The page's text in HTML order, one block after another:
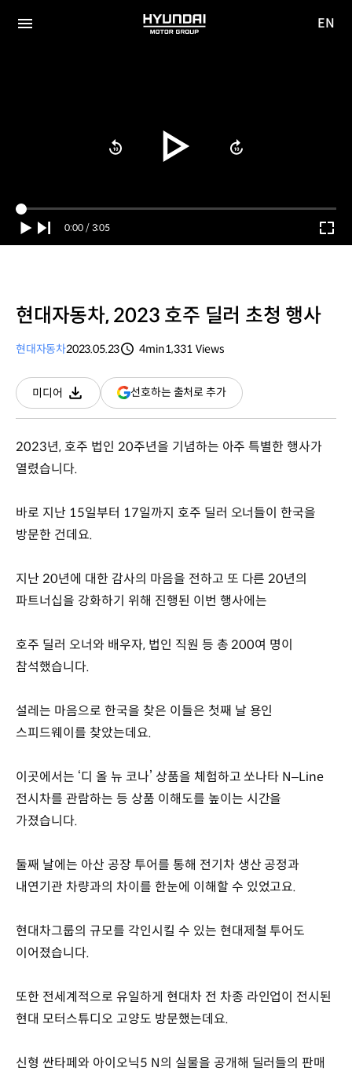
HYUNDAI
EN
Current
Time
0:00 / Duration
3:05
현대자동차, 2023 호주 딜러 초청 행사
현대자동차2023.05.23
4min1,331 Views
미디어
다운로드
선호하는 출처로 추가(새
창
2023년, 호주 법인 20주년을 기념하는 아주 특별한 행사가
열렸습니다.
바로 지난 15일부터 17일까지 호주 딜러 오너들이 한국을
방문한 건데요.
지난 20년에 대한 감사의 마음을 전하고 또 다른 20년의
파트너십을 강화하기 위해 진행된 이번 행사에는
호주 딜러 오너와 배우자, 법인 직원 등 총 200여 명이
참석했습니다.
설레는 마음으로 한국을 찾은 이들은 첫째 날 용인
스피드웨이를 찾았는데요.
이곳에서는 ‘디 올 뉴 코나’ 상품을 체험하고 쏘나타 N–Line
전시차를 관람하는 등 상품 이해도를 높이는 시간을
가졌습니다.
둘째 날에는 아산 공장 투어를 통해 전기차 생산 공정과
내연기관 차량과의 차이를 한눈에 이해할 수 있었고요.
현대차그룹의 규모를 각인시킬 수 있는 현대제철 투어도
이어졌습니다.
또한 전세계적으로 유일하게 현대차 전 차종 라인업이 전시된
현대 모터스튜디오 고양도 방문했는데요.
신형 싼타페와 아이오닉5 N의 실물을 공개해 딜러들의 판매